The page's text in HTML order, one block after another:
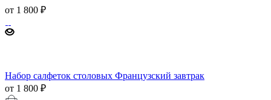
от 1 800 ₽
Набор салфеток столовых Французский завтрак
от 1 800 ₽